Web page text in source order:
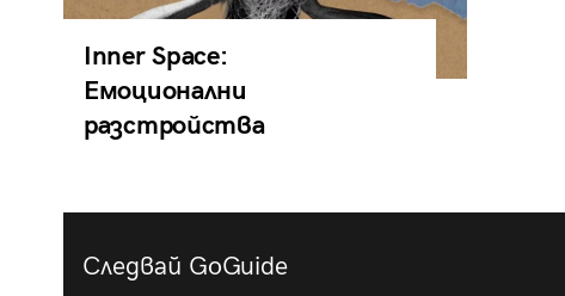
Inner Space:
Емоционални
разстройства
Следвай GoGuide